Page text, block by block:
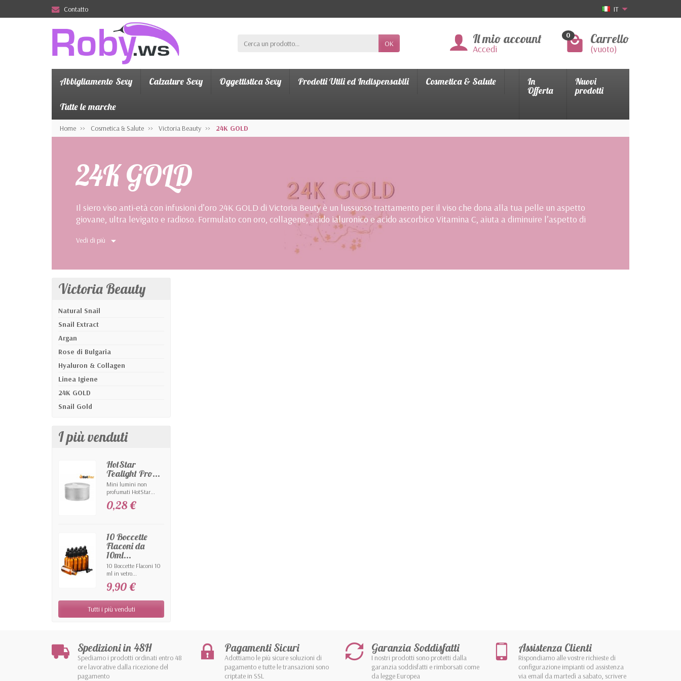
Contatto IT
OK Il mio account
Accedi
0 Carrello
(vuoto)
Abbigliamento Sexy Calzature Sexy Oggettistica Sexy Prodotti Utili ed Indispensabili Cosmetica & Salute
Tutte le marche
In
Offerta
Nuovi
prodotti
Home Cosmetica & Salute Victoria Beauty 24K GOLD
24K GOLD
Il siero viso anti-età con infusioni d’oro 24K GOLD di Victoria Beuty è un lussuoso trattamento per il viso che dona alla tua pelle un aspetto
giovane, ultra levigato e radioso. Formulato con oro, collagene, acido ialuronico e acido ascorbico Vitamina C, aiuta a diminuire l’aspetto di
linee e rughe, migliora l’elasticità e la fermezza, illumina e idrata la pelle. Adatto a tutti i tipi di pelle.
Vedi di più
Victoria Beauty
Natural Snail
Snail Extract
Argan
Rose di Bulgaria
Hyaluron & Collagen
Linea Igiene
24K GOLD
Snail Gold
I più venduti
HotStar
Tealight Pro...
Mini lumini non
profumati HotStar...
0,28 €
10 Boccette
Flaconi da
10ml...
10 Boccette Flaconi 10
ml in vetro...
9,90 €
Tutti i più venduti
Spedizioni in 48H
Spediamo i prodotti ordinati entro 48
ore lavorative dalla ricezione del
pagamento
Pagamenti Sicuri
Adottiamo le più sicure soluzioni di
pagamento e tutte le transazioni sono
criptate in SSL
Garanzia Soddisfatti
I nostri prodotti sono protetti dalla
garanzia soddisfatti e rimborsati come
da legge Europea
Assistenza Clienti
Rispondiamo alle vostre richieste di
configurazione impianti od assistenza
via email da martedì a sabato, scrivere